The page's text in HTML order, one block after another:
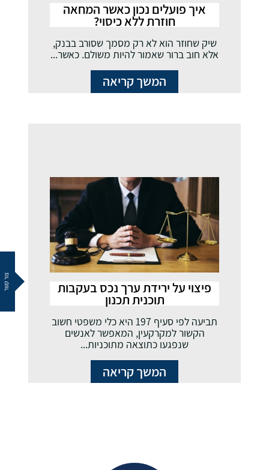
צור קשר
איך פועלים נכון כאשר המחאה
חוזרת ללא כיסוי?
שיק שחוזר הוא לא רק מסמך שסורב בבנק,
אלא חוב ברור שאמור להיות משולם. כאשר...
המשך קריאה
פיצוי על ירידת ערך נכס בעקבות
תוכנית תכנון
תביעה לפי סעיף 197 היא כלי משפטי חשוב
הקשור למקרקעין, המאפשר לאנשים
שנפגעו כתוצאה מתוכניות...
המשך קריאה